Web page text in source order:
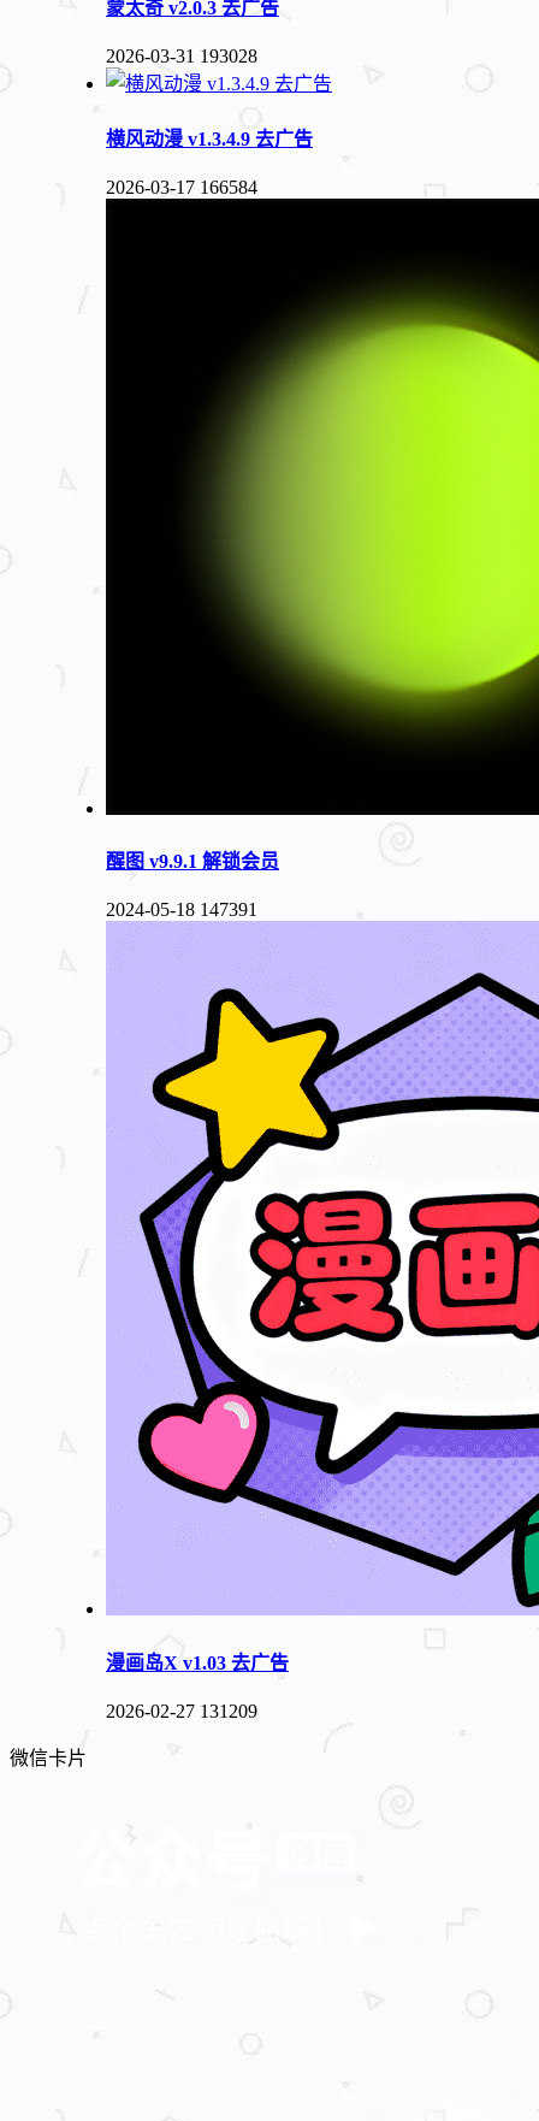
蒙太奇 v2.0.3 去广告
2026-03-31 193028
横风动漫 v1.3.4.9 去广告
2026-03-17 166584
醒图 v9.9.1 解锁会员
2024-05-18 147391
漫画岛X v1.03 去广告
2026-02-27 131209
微信卡片